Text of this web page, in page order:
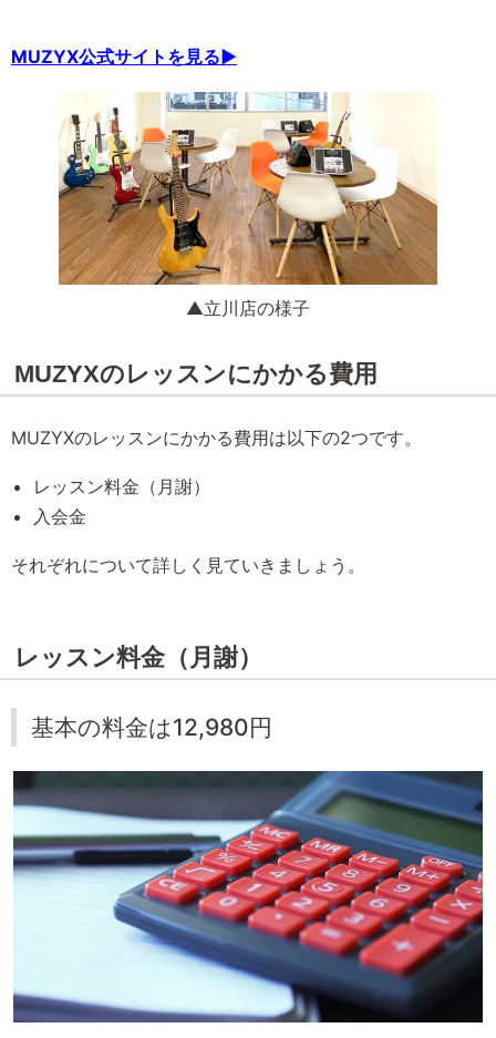
MUZYX公式サイトを見る▶
▲立川店の様子
MUZYXのレッスンにかかる費用
MUZYXのレッスンにかかる費用は以下の2つです。
レッスン料金（月謝）
入会金
それぞれについて詳しく見ていきましょう。
レッスン料金（月謝）
基本の料金は12,980円